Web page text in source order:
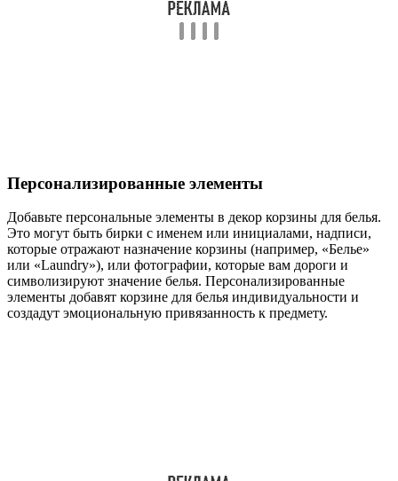
Персонализированные элементы
Добавьте персональные элементы в декор корзины для белья.
Это могут быть бирки с именем или инициалами, надписи,
которые отражают назначение корзины (например, «Белье»
или «Laundry»), или фотографии, которые вам дороги и
символизируют значение белья. Персонализированные
элементы добавят корзине для белья индивидуальности и
создадут эмоциональную привязанность к предмету.